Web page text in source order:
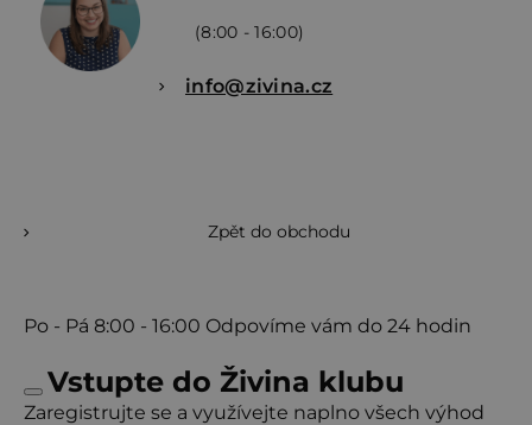
(8:00 - 16:00)
info@zivina.cz
Zpět do obchodu
Po - Pá 8:00 - 16:00 Odpovíme vám do 24 hodin
Vstupte do Živina klubu
Zaregistrujte se a využívejte naplno všech výhod